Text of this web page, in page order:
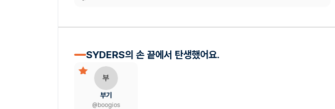
SYDERS의 손 끝에서 탄생했어요.
부
부기
@ boogios